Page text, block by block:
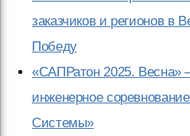
заказчиков и регионов в
Победу
«САПРатон 2025. Весна»
инженерное
Системы»